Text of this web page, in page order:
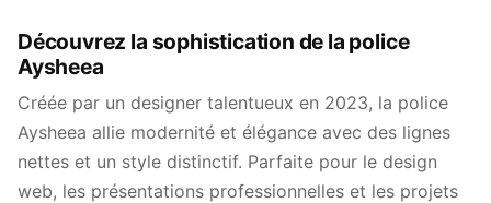
Découvrez la sophistication de la police
Aysheea
Créée par un designer talentueux en 2023, la police
Aysheea allie modernité et élégance avec des lignes
nettes et un style distinctif. Parfaite pour le design
web, les présentations professionnelles et les projets